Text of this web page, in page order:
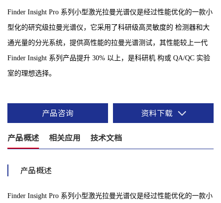
Finder Insight Pro 系列小型激光拉曼光谱仪是经过性能优化的一款小
型化的研究级拉曼光谱仪，它采用了科研级高灵敏度的 检测器和大
通光量的分光系统，提供高性能的拉曼光谱测试，其性能较上一代
Finder Insight 系列产品提升 30% 以上，是科研机 构或 QA/QC 实验
室的理想选择。
产品咨询 资料下载
产品概述 相关应用 技术文档
产品概述
Finder Insight Pro 系列小型激光拉曼光谱仪是经过性能优化的一款小